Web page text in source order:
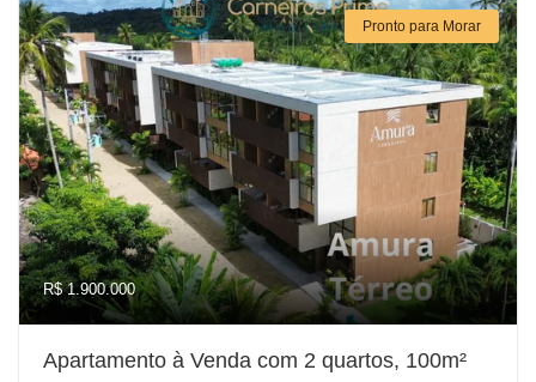
Pronto para Morar
R$ 1.900.000
Apartamento à Venda com 2 quartos, 100m²